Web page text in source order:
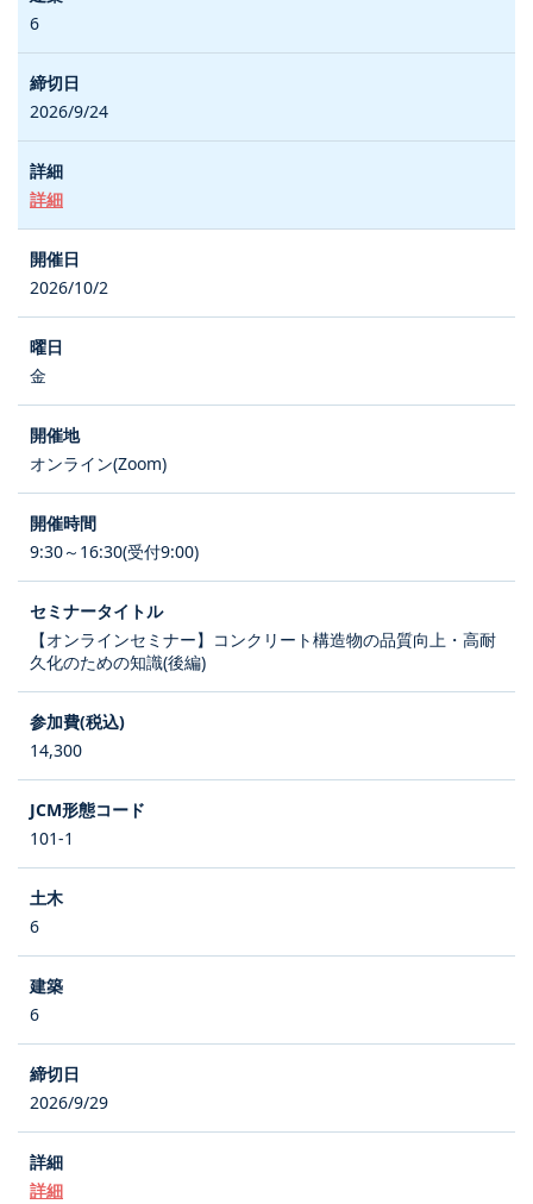
6
2026/9/24
詳細
2026/10/2
金
オンライン(Zoom)
9:30～16:30(受付9:00)
【オンラインセミナー】コンクリート構造物の品質向上・高耐
久化のための知識(後編)
14,300
101-1
6
6
2026/9/29
詳細